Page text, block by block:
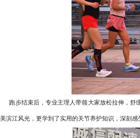
跑步结束后，专业主理人带领大家放松拉伸，舒
美滨江风光，更学到了实用的关节养护知识，深刻